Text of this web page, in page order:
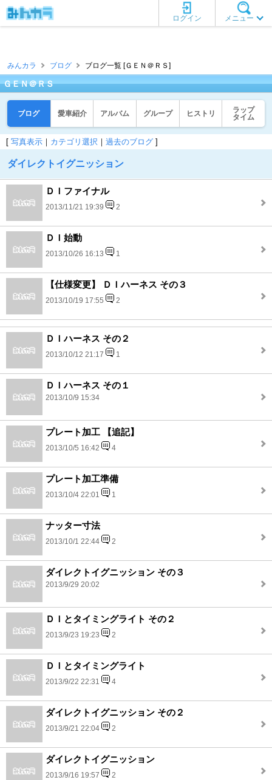
メニュー
ログイン
みんカラ ブログ ブログ一覧 [ＧＥＮ＠ＲＳ]
ＧＥＮ＠ＲＳ
ブログ 愛車紹介 アルバム グループ ヒストリ
ラップ
タイム
[ 写真表示 ｜ カテゴリ選択 ｜ 過去のブログ ]
ダイレクトイグニッション
ＤＩファイナル
2013/11/21 19:39 2
ＤＩ始動
2013/10/26 16:13 1
【仕様変更】 ＤＩハーネス その３
2013/10/19 17:55 2
ＤＩハーネス その２
2013/10/12 21:17 1
ＤＩハーネス その１
2013/10/9 15:34
プレート加工 【追記】
2013/10/5 16:42 4
プレート加工準備
2013/10/4 22:01 1
ナッター寸法
2013/10/1 22:44 2
ダイレクトイグニッション その３
2013/9/29 20:02
ＤＩとタイミングライト その２
2013/9/23 19:23 2
ＤＩとタイミングライト
2013/9/22 22:31 4
ダイレクトイグニッション その２
2013/9/21 22:04 2
ダイレクトイグニッション
2013/9/16 19:57 2